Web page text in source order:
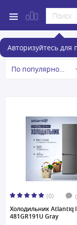
Авторизуйтесь
Холодильники
По популярности
(0)
Холодильник Atlantiq
481GR191U Gray